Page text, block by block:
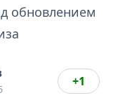
обновлением
+1